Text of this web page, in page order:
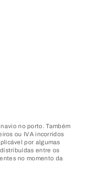
no porto. Também
ou IVA incorridos
por algumas
entre os
no momento da